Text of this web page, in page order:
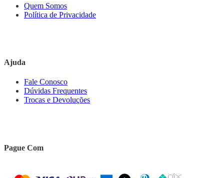
Quem Somos
Política de Privacidade
Ajuda
Fale Conosco
Dúvidas Frequentes
Trocas e Devoluções
Pague Com